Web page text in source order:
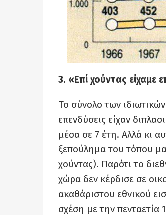
3. «Επί χούντας είχαμε
Το σύνολο των
επενδύσεις είχαν
μέσα σε 7 έτη. Αλλά κι
ξεπούλημα του τόπου
χούντας). Παρότι το
χώρα δεν κέρδισε σε
ακαθάριστου εθνικού
σχέση με την πενταετία